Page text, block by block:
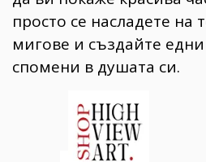
просто се насладете на
мигове и създайте
спомени в душата си.